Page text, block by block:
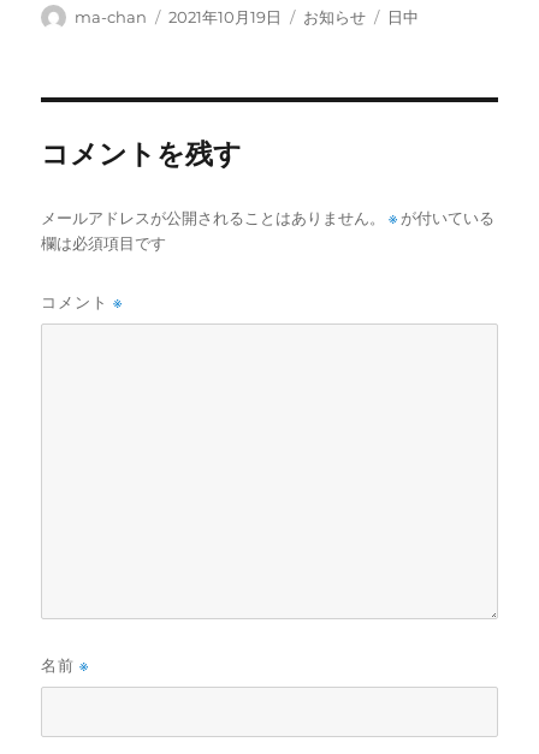
投
ma-chan
投
2021年10月19日
カ
お知らせ
タ
日中
コメントを残す
メールアドレスが公開されることはありません。 ※ が付いている
欄は必須項目です
コメント※
名前※